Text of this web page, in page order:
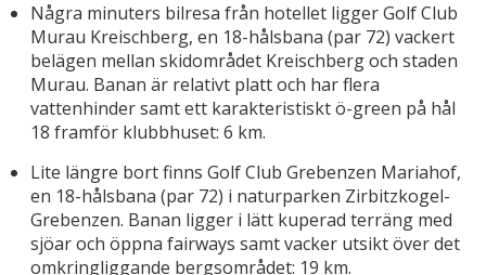
Några minuters bilresa från hotellet ligger Golf Club
Murau Kreischberg, en 18-hålsbana (par 72) vackert
belägen mellan skidområdet Kreischberg och staden
Murau. Banan är relativt platt och har flera
vattenhinder samt ett karakteristiskt ö-green på hål
18 framför klubbhuset: 6 km.
Lite längre bort finns Golf Club Grebenzen Mariahof,
en 18-hålsbana (par 72) i naturparken Zirbitzkogel-
Grebenzen. Banan ligger i lätt kuperad terräng med
sjöar och öppna fairways samt vacker utsikt över det
omkringliggande bergsområdet: 19 km.